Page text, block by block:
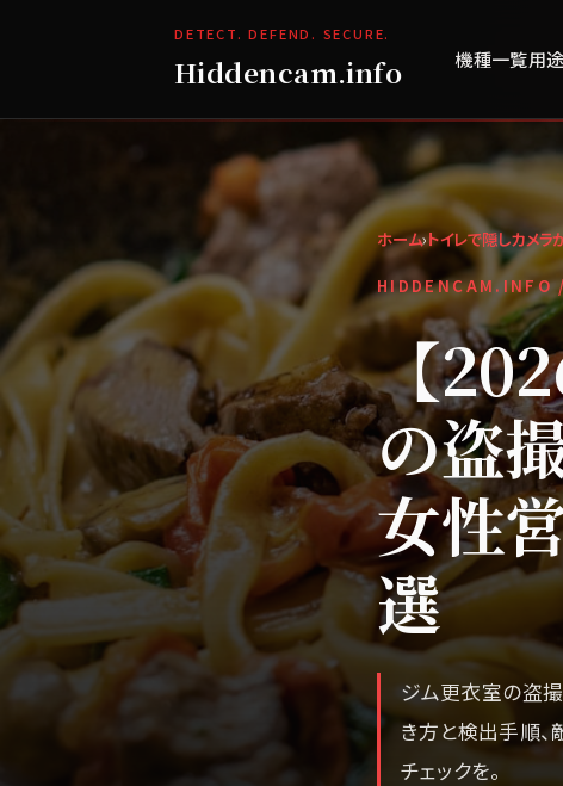
DETECT. DEFEND. SECURE.
Hiddencam.info 機種一覧用
ホーム›トイレで隠しカメ
【
の盗
女性
選
ジム更衣室の盗
き方と検出手順、
チェックを。